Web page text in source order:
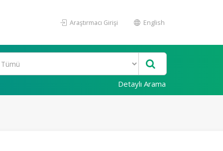
Araştırmacı Girişi English
Detaylı Arama